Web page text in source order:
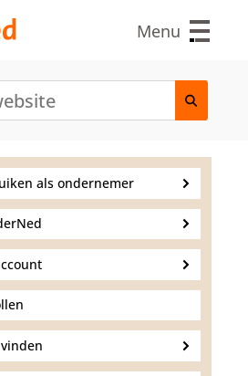
Menu
als ondernemer